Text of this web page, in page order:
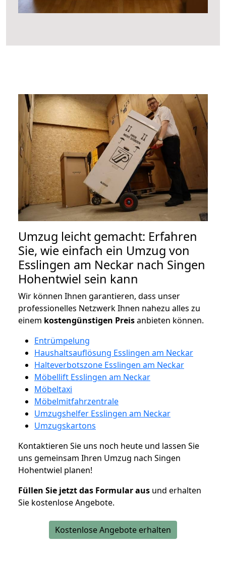
Umzug leicht gemacht: Erfahren
Sie, wie einfach ein Umzug von
Esslingen am Neckar nach Singen
Hohentwiel sein kann
Wir können Ihnen garantieren, dass unser
professionelles Netzwerk Ihnen nahezu alles zu
einem kostengünstigen Preisanbieten können.
Entrümpelung
Haushaltsauflösung Esslingen am Neckar
Halteverbotszone Esslingen am Neckar
Möbellift Esslingen am Neckar
Möbeltaxi
Möbelmitfahrzentrale
Umzugshelfer Esslingen am Neckar
Umzugskartons
Kontaktieren Sie uns noch heute und lassen Sie
uns gemeinsam Ihren Umzug nach Singen
Hohentwiel planen!
Füllen Sie jetzt das Formular aus und erhalten
Sie kostenlose Angebote.
Kostenlose Angebote erhalten